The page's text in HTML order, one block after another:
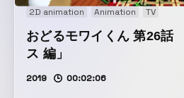
2D animation Animation TV
おどるモワイくん 第26話
ス 編」
2019 00:02:06